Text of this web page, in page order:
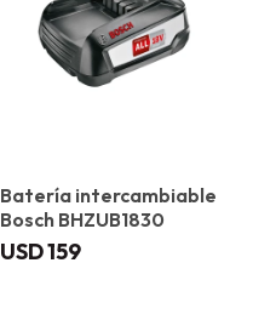
Batería intercambiable
Bosch BHZUB1830
USD159